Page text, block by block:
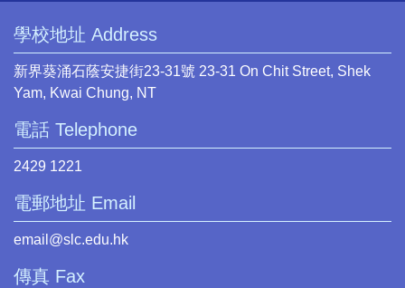
學校地址 Address
新界葵涌石蔭安捷街23-31號 23-31 On Chit Street, Shek
Yam, Kwai Chung, NT
電話 Telephone
2429 1221
電郵地址 Email
email@slc.edu.hk
傳真 Fax